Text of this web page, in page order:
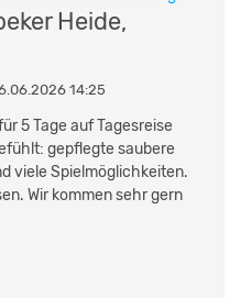
Heide,
14:25
5 Tage auf Tagesreise
gepflegte saubere
viele Spielmöglichkeiten.
Wir kommen sehr gern